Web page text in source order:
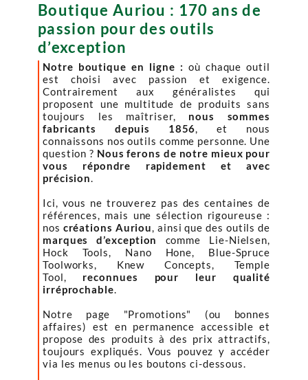
Boutique Auriou : 170 ans de
passion pour des outils
d’exception
Notre boutique en ligne : où chaque outil
est choisi avec passion et exigence.
Contrairement aux généralistes qui
proposent une multitude de produits sans
toujours les maîtriser, nous sommes
fabricants depuis 1856, et nous
connaissons nos outils comme personne. Une
question ? Nous ferons de notre mieux pour
vous répondre rapidement et avec
précision.
Ici, vous ne trouverez pas des centaines de
références, mais une sélection rigoureuse :
nos créations Auriou, ainsi que des outils de
marques d’exception
comme Lie-Nielsen,
Hock Tools, Nano Hone, Blue-Spruce
Toolworks, Knew Concepts, Temple
Tool, reconnues pour leur qualité
irréprochable.
Notre page "Promotions" (ou bonnes
affaires) est en permanence accessible et
propose des produits à des prix attractifs,
toujours expliqués. Vous pouvez y accéder
via les menus ou les boutons ci-dessous.